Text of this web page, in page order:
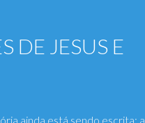
DE JESUS E
ainda está sendo escrita: a